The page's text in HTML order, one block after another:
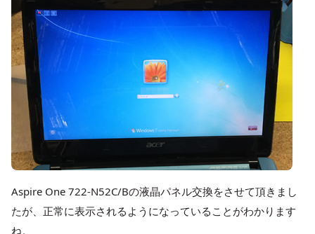
Aspire One 722-N52C/Bの液晶パネル交換をさせて頂きまし
たが、正常に表示されるようになっていることがわかります
ね。